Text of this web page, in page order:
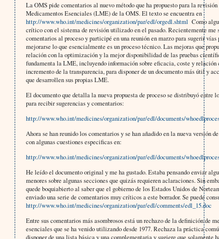
La OMS pide comentarios al nuevo método que ha propuesto para la
Medicamentos Esenciales (LME) de la OMS. El texto se encuentra en
http://www.who.int/medicines/organization/par/edl/orgedl.shtml Como
crítico con el sistema de revisión utilizado en el pasado. Recientemente me
comentarios al proceso y participé en una reunión en marzo para sugerir vías
mejorarse lo que esencialmente es un proceso técnico. Las mejoras que
relación con la optimización y la mejor disponibilidad de las pruebas
fundamenta la LME, incluyendo información sobre eficacia, coste y
incremento de la transparencia, para disponer de un documento más útil y
que desarrollen sus propias LME.
El documento que detalla la nueva propuesta de proceso se distribuyó entre
para recibir sugerencias y comentarios:
http://www.who.int/medicines/organization/par/edl/documents/
Ahora se han reunido los comentarios y se han añadido en la nueva versión
con algunas cuestiones especificas en:
http://www.who.int/medicines/organization/par/edl/documents/
He leído el documento original y me ha gustado. Estaba pensando enviar
menores sobre algunas secciones que quizás requieren aclaraciones. Sin
quede boquiabierto al saber que el gobierno de los Estados Unidos de
enviado una serie de comentarios muy críticos a este borrador. Se puede
http://www.who.int/medicines/organization/par/edl/comments/edl_15.doc
Entre sus comentarios más asombrosos está un rechazo de la definición de
esenciales que se ha venido utilizando desde 1977. Rechaza la práctica
disponer de una lista básica y una complementaria y sugiere que solamente